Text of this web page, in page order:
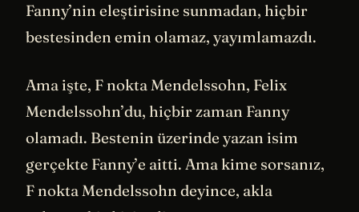
Fanny’nin eleştirisine sunmadan, hiçbir
bestesinden emin olamaz, yayımlamazdı.
Ama işte, F nokta Mendelssohn, Felix
Mendelssohn’du, hiçbir zaman Fanny
olamadı. Bestenin üzerinde yazan isim
gerçekte Fanny’e aitti. Ama kime sorsanız,
F nokta Mendelssohn deyince, akla